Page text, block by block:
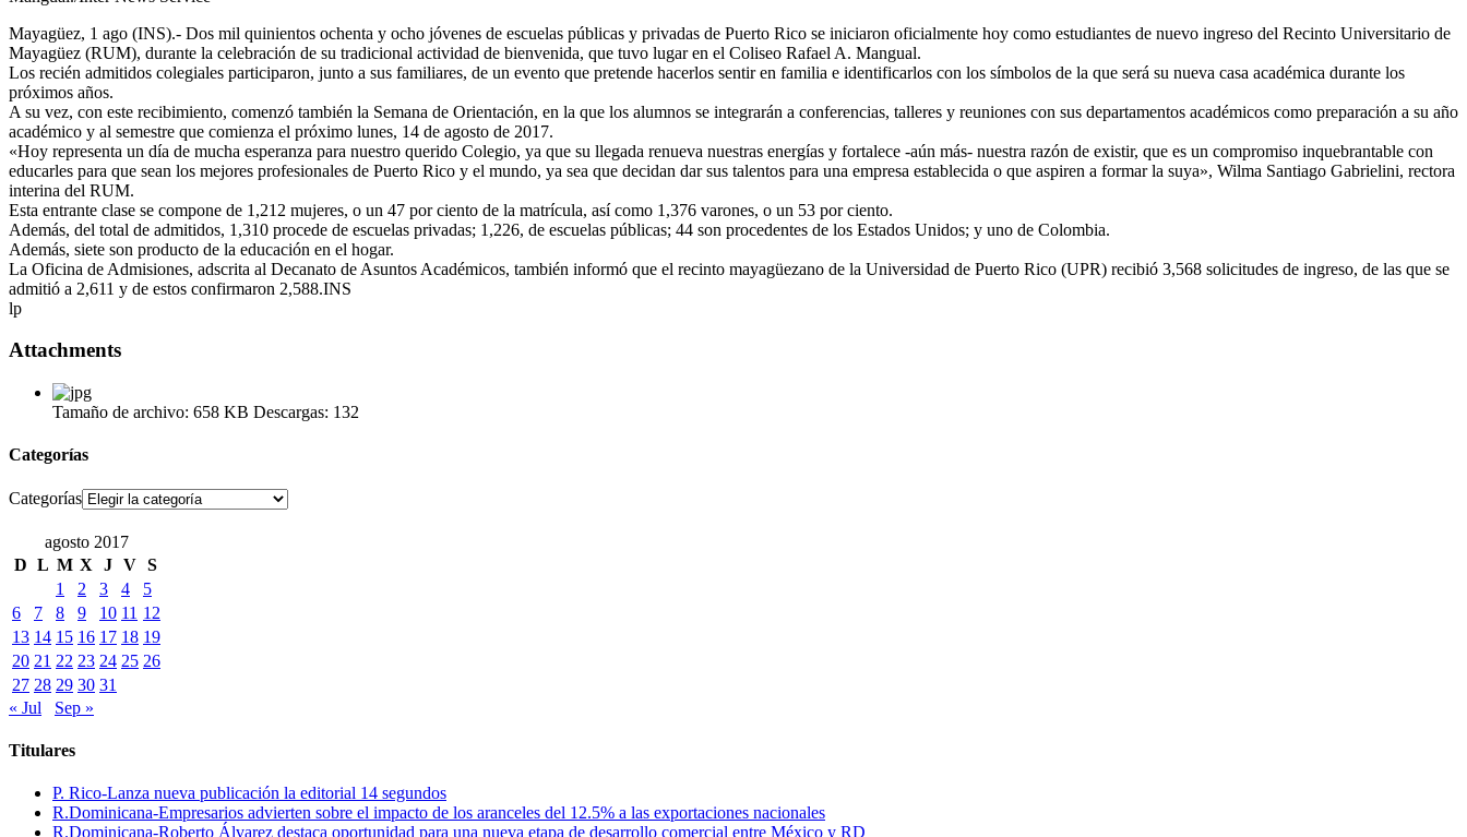
Mayagüez, 1 ago (INS).- Dos mil quinientos ochenta y ocho jóvenes de escuelas públicas y privadas de Puerto Rico se iniciaron oficialmente hoy como estudiantes de nuevo ingreso del Recinto Universitario de
Mayagüez (RUM), durante la celebración de su tradicional actividad de bienvenida, que tuvo lugar en el Coliseo Rafael A. Mangual.
Los recién admitidos colegiales participaron, junto a sus familiares, de un evento que pretende hacerlos sentir en familia e identificarlos con los símbolos de la que será su nueva casa académica durante los
próximos años.
A su vez, con este recibimiento, comenzó también la Semana de Orientación, en la que los alumnos se integrarán a conferencias, talleres y reuniones con sus departamentos académicos como preparación a su año
académico y al semestre que comienza el próximo lunes, 14 de agosto de 2017.
«Hoy representa un día de mucha esperanza para nuestro querido Colegio, ya que su llegada renueva nuestras energías y fortalece -aún más- nuestra razón de existir, que es un compromiso inquebrantable con
educarles para que sean los mejores profesionales de Puerto Rico y el mundo, ya sea que decidan dar sus talentos para una empresa establecida o que aspiren a formar la suya», Wilma Santiago Gabrielini, rectora
interina del RUM.
Esta entrante clase se compone de 1,212 mujeres, o un 47 por ciento de la matrícula, así como 1,376 varones, o un 53 por ciento.
Además, del total de admitidos, 1,310 procede de escuelas privadas; 1,226, de escuelas públicas; 44 son procedentes de los Estados Unidos; y uno de Colombia.
Además, siete son producto de la educación en el hogar.
La Oficina de Admisiones, adscrita al Decanato de Asuntos Académicos, también informó que el recinto mayagüezano de la Universidad de Puerto Rico (UPR) recibió 3,568 solicitudes de ingreso, de las que se
admitió a 2,611 y de estos confirmaron 2,588.INS
lp
Attachments
Tamaño de archivo: 658 KB Descargas: 132
Categorías
Categorías
agosto 2017
D L M X J V S
1
2 3 4
5
6
7 8 9 10 11 12
13 14 15 16 17 18 19
20 21 22 23 24 25 26
27 28 29 30 31
« Jul
Sep »
Titulares
P. Rico-Lanza nueva publicación la editorial 14 segundos
R.Dominicana-Empresarios advierten sobre el impacto de los aranceles del 12.5% a las exportaciones nacionales
R.Dominicana-Roberto Álvarez destaca oportunidad para una nueva etapa de desarrollo comercial entre México y RD